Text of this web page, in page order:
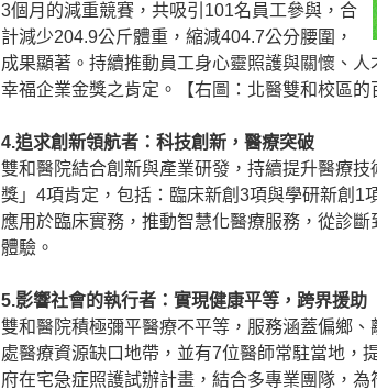
3個月的減重競賽，共吸引101名員工參與，合
計減少204.9公斤體重，縮減404.7公分腰圍，
成果顯著。持續推動員工身心靈照護與關懷、
幸福企業金獎之肯定。【右圖：北醫雙和校區的
4.追求創新領航者：科技創新，醫療突破
雙和醫院結合創新與產業研發，持續提升醫療
獎」4項肯定，包括：臨床新創3項與學研新創1
應用於臨床實務，推動智慧化醫療服務，從診
體驗。
5.影響社會的執行者：實現健康平等，跨界援助
雙和醫院積極彌平醫療不平等，服務涵蓋偏鄉
處醫療資源缺口地帶，並有7位醫師常駐當地，
府在宅急症照護試辦計畫，結合多專業團隊，